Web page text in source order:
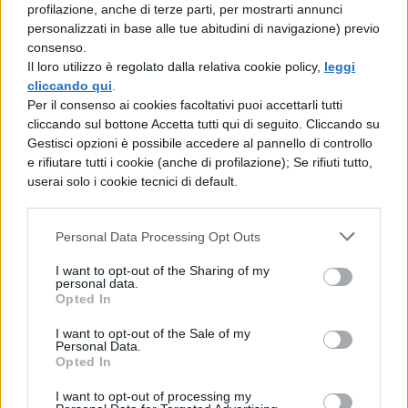
profilazione, anche di terze parti, per mostrarti annunci
personalizzati in base alle tue abitudini di navigazione) previo
consenso.
Il loro utilizzo è regolato dalla relativa cookie policy, leggi
cliccando qui
Per il consenso ai cookies facoltativi puoi accettarli tutti
cliccando sul bottone Accetta tutti qui di seguito. Cliccando su
Gestisci opzioni è possibile accedere al pannello di controllo
e rifiutare tutti i cookie (anche di profilazione); Se rifiuti tutto,
userai solo i cookie tecnici di default.
Personal Data Processing Opt Outs
I want to opt-out of the Sharing of my
personal data.
Opted In
I want to opt-out of the Sale of my
Personal Data.
Opted In
I want to opt-out of processing my
cambiamento ha causato un significativo
impatto emotivo: l’entusiasmo del
traguardo raggiunto è stato offuscato
dall’incertezza e dalla sensazione di
impotenzadavanti a una situazione che
rischia di modificare il percorso
professionale pianificato, costringendo gli
studenti a rivedere progetti e aspettative
costruiti nel tempo.
Reazioni e risposte
studenti
I neolaureati hanno espresso forte